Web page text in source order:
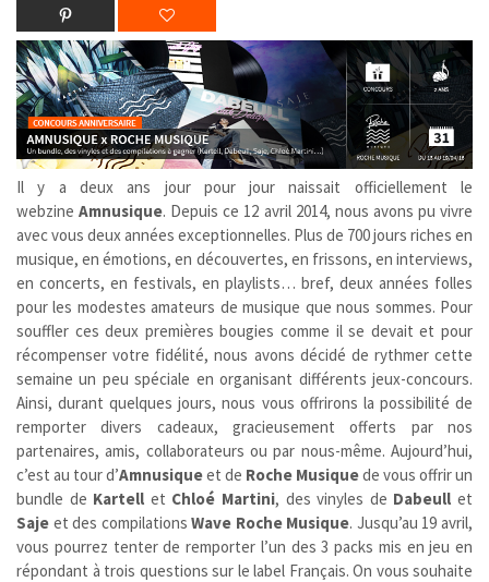
Il y a deux ans jour pour jour naissait officiellement le
webzineAmnusique. Depuis ce 12 avril 2014, nous avons pu vivre
avec vous deux années exceptionnelles. Plus de 700 jours riches en
musique, en émotions, en découvertes, en frissons, en interviews,
en concerts, en festivals, en playlists… bref, deux années folles
pour les modestes amateurs de musique que nous sommes. Pour
souffler ces deux premières bougies comme il se devait et pour
récompenser votre fidélité, nous avons décidé de rythmer cette
semaine un peu spéciale en organisant différents jeux-concours.
Ainsi, durant quelques jours, nous vous offrirons la possibilité de
remporter divers cadeaux, gracieusement offerts par nos
partenaires, amis, collaborateurs ou par nous-même. Aujourd’hui,
c’est au tour d’Amnusiqueet de Roche Musiquede vous offrir un
bundle de Kartell et Chloé Martini, des vinyles de Dabeull et
Saje et des compilationsWave Roche Musique. Jusqu’au 19 avril,
vous pourrez tenter de remporter l’un des 3 packs mis en jeu en
répondant à trois questions sur le label Français. On vous souhaite